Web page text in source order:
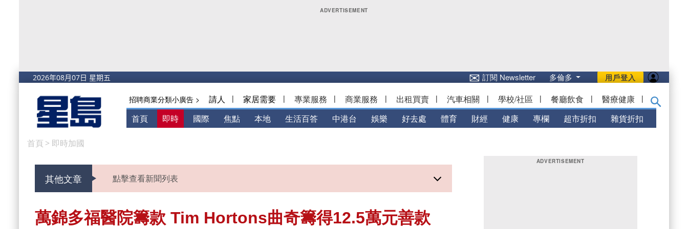
用戶登入
✉訂閱 Newsletter 多倫多
招聘商業分類小廣告 > 請人 | 家居需要 | 專業服務 | 商業服務 | 出租買賣 | 汽車相關 | 學校/社區 | 餐廳飲食 | 醫療健康 |
首頁 即時 國際 焦點 本地 生活百答 中港台 娛樂 好去處 體育 財經 健康 專欄 超市折扣 雜貨折扣
首頁 > 即時加國
其他文章 點擊查看新聞列表
萬錦多福醫院籌款 Tim Hortons曲奇籌得12.5萬元善款